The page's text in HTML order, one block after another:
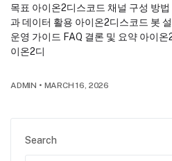
Search
목표 아이온2디스코드 채널 구성 방
과 데이터 활용 아이온2디스코드 봇
운영 가이드 FAQ 결론 및 요약 아이
이온2디
ADMIN • MARCH 16, 2026